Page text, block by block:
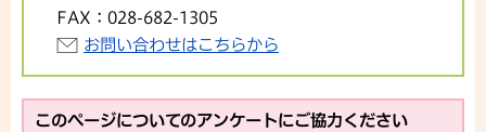
FAX： 028-682-1305
お問い合わせはこちらから
このページについてのアンケートにご協力ください